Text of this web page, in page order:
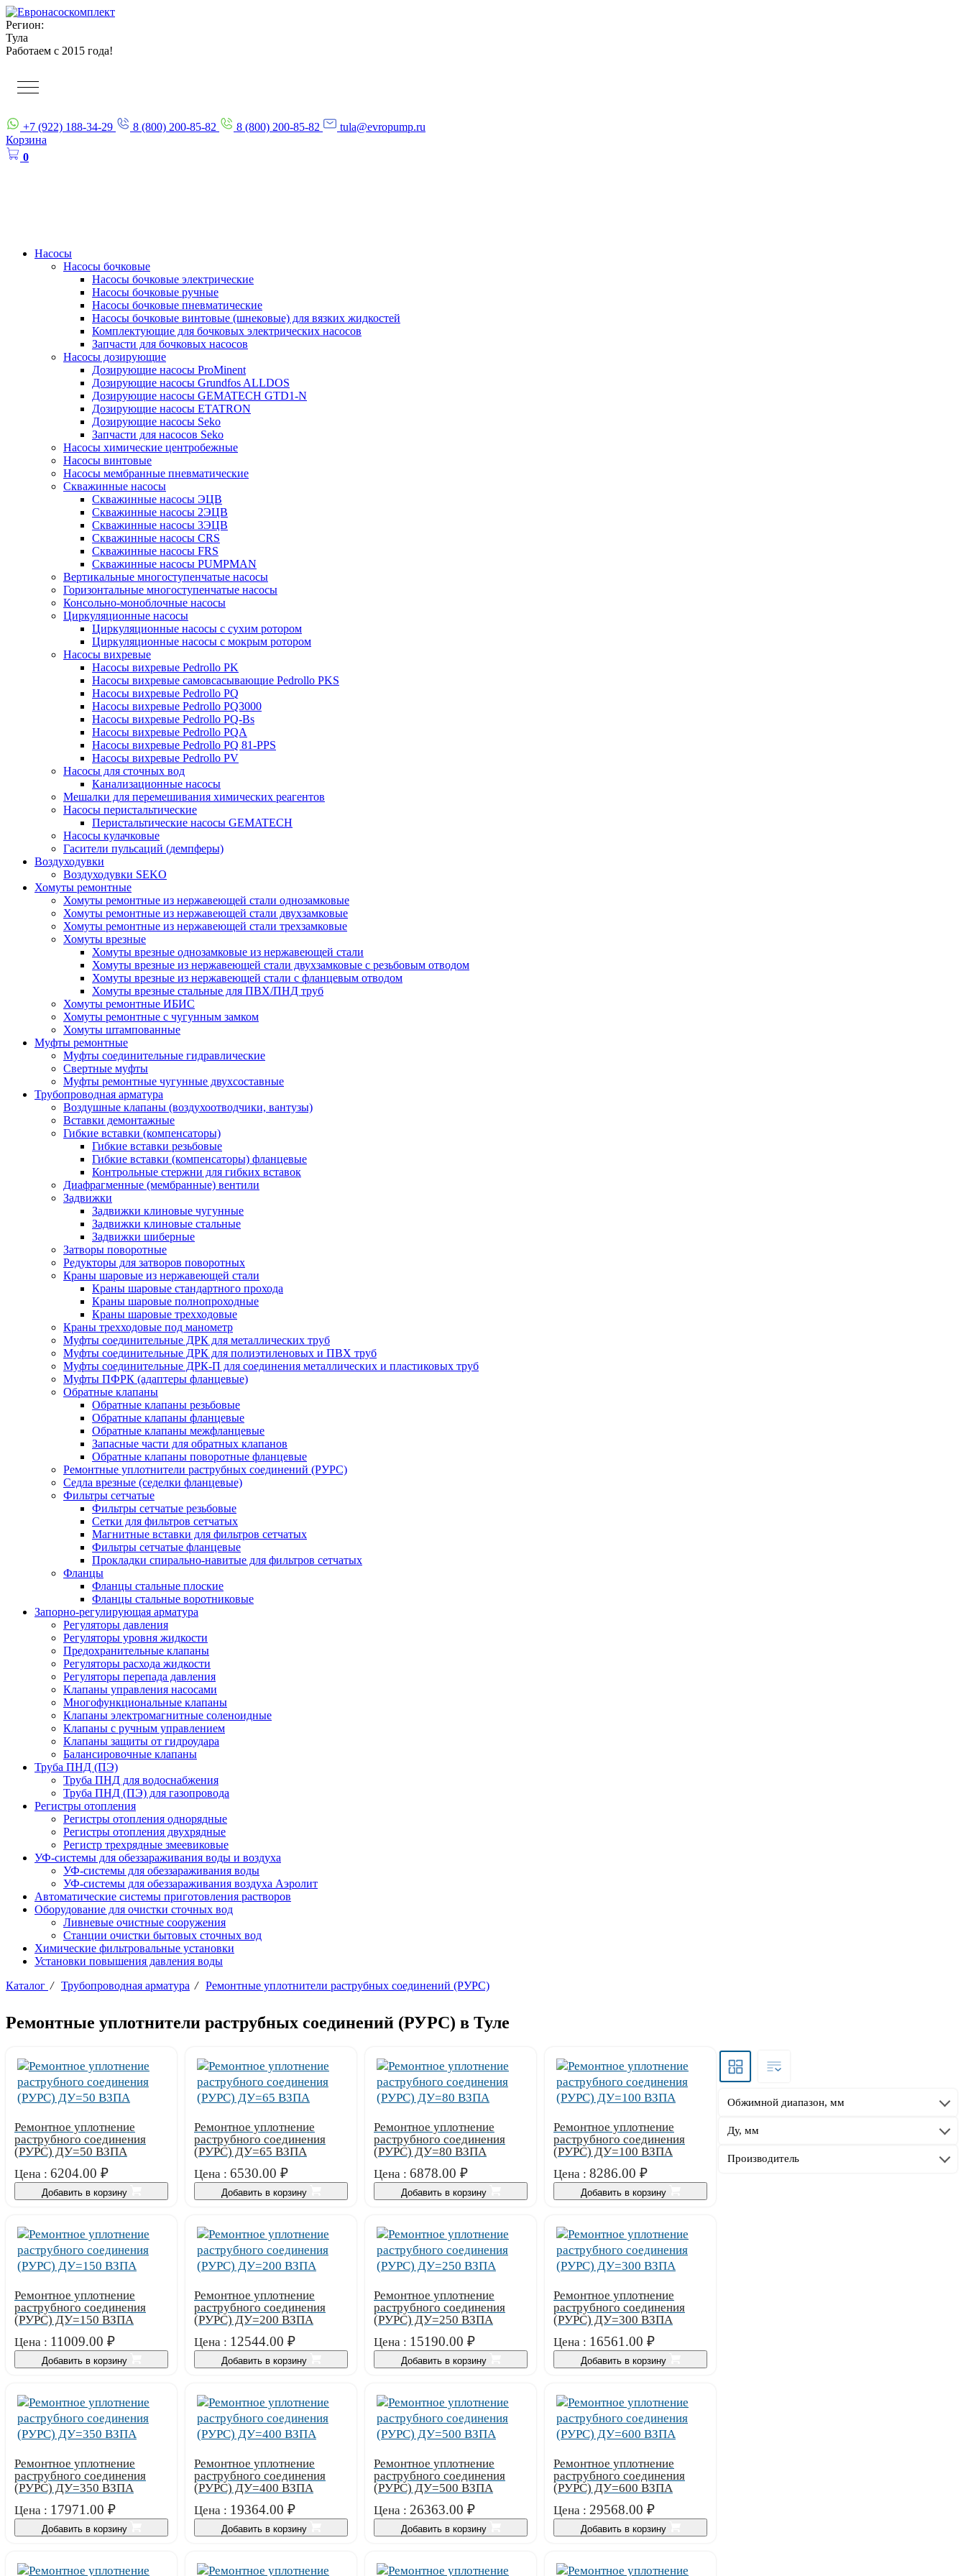
Регион:
Тула
Работаем с 2015 года!
+7 (922) 188-34-29 8 (800) 200-85-82 8 (800) 200-85-82
tula@evropump.ru
Корзина
0
Насосы
Насосы бочковые
Насосы бочковые электрические
Насосы бочковые ручные
Насосы бочковые пневматические
Насосы бочковые винтовые (шнековые) для вязких жидкостей
Комплектующие для бочковых электрических насосов
Запчасти для бочковых насосов
Насосы дозирующие
Дозирующие насосы ProMinent
Дозирующие насосы Grundfos ALLDOS
Дозирующие насосы GEMATECH GTD1-N
Дозирующие насосы ETATRON
Дозирующие насосы Seko
Запчасти для насосов Seko
Насосы химические центробежные
Насосы винтовые
Насосы мембранные пневматические
Скважинные насосы
Скважинные насосы ЭЦВ
Скважинные насосы 2ЭЦВ
Скважинные насосы 3ЭЦВ
Скважинные насосы CRS
Скважинные насосы FRS
Скважинные насосы PUMPMAN
Вертикальные многоступенчатые насосы
Горизонтальные многоступенчатые насосы
Консольно-моноблочные насосы
Циркуляционные насосы
Циркуляционные насосы с сухим ротором
Циркуляционные насосы с мокрым ротором
Насосы вихревые
Насосы вихревые Pedrollo PK
Насосы вихревые самовсасывающие Pedrollo PKS
Насосы вихревые Pedrollo PQ
Насосы вихревые Pedrollo PQ3000
Насосы вихревые Pedrollo PQ-Bs
Насосы вихревые Pedrollo PQA
Насосы вихревые Pedrollo PQ 81-PPS
Насосы вихревые Pedrollo PV
Насосы для сточных вод
Канализационные насосы
Мешалки для перемешивания химических реагентов
Насосы перистальтические
Перистальтические насосы GEMATECH
Насосы кулачковые
Гасители пульсаций (демпферы)
Воздуходувки
Воздуходувки SEKO
Хомуты ремонтные
Хомуты ремонтные из нержавеющей стали однозамковые
Хомуты ремонтные из нержавеющей стали двухзамковые
Хомуты ремонтные из нержавеющей стали трехзамковые
Хомуты врезные
Хомуты врезные однозамковые из нержавеющей стали
Хомуты врезные из нержавеющей стали двухзамковые с резьбовым отводом
Хомуты врезные из нержавеющей стали с фланцевым отводом
Хомуты врезные стальные для ПВХ/ПНД труб
Хомуты ремонтные ИБИС
Хомуты ремонтные с чугунным замком
Хомуты штампованные
Муфты ремонтные
Муфты соединительные гидравлические
Свертные муфты
Муфты ремонтные чугунные двухсоставные
Трубопроводная арматура
Воздушные клапаны (воздухоотводчики, вантузы)
Вставки демонтажные
Гибкие вставки (компенсаторы)
Гибкие вставки резьбовые
Гибкие вставки (компенсаторы) фланцевые
Контрольные стержни для гибких вставок
Диафрагменные (мембранные) вентили
Задвижки
Задвижки клиновые чугунные
Задвижки клиновые стальные
Задвижки шиберные
Затворы поворотные
Редукторы для затворов поворотных
Краны шаровые из нержавеющей стали
Краны шаровые стандартного прохода
Краны шаровые полнопроходные
Краны шаровые трехходовые
Краны трехходовые под манометр
Муфты соединительные ДРК для металлических труб
Муфты соединительные ДРК для полиэтиленовых и ПВХ труб
Муфты соединительные ДРК-П для соединения металлических и пластиковых труб
Муфты ПФРК (адаптеры фланцевые)
Обратные клапаны
Обратные клапаны резьбовые
Обратные клапаны фланцевые
Обратные клапаны межфланцевые
Запасные части для обратных клапанов
Обратные клапаны поворотные фланцевые
Ремонтные уплотнители раструбных соединений (РУРС)
Седла врезные (седелки фланцевые)
Фильтры сетчатые
Фильтры сетчатые резьбовые
Сетки для фильтров сетчатых
Магнитные вставки для фильтров сетчатых
Фильтры сетчатые фланцевые
Прокладки спирально-навитые для фильтров сетчатых
Фланцы
Фланцы стальные плоские
Фланцы стальные воротниковые
Запорно-регулирующая арматура
Регуляторы давления
Регуляторы уровня жидкости
Предохранительные клапаны
Регуляторы расхода жидкости
Регуляторы перепада давления
Клапаны управления насосами
Многофункциональные клапаны
Клапаны электромагнитные соленоидные
Клапаны с ручным управлением
Клапаны защиты от гидроудара
Балансировочные клапаны
Труба ПНД (ПЭ)
Труба ПНД для водоснабжения
Труба ПНД (ПЭ) для газопровода
Регистры отопления
Регистры отопления однорядные
Регистры отопления двухрядные
Регистр трехрядные змеевиковые
УФ-системы для обеззараживания воды и воздуха
УФ-системы для обеззараживания воды
УФ-системы для обеззараживания воздуха Аэролит
Автоматические системы приготовления растворов
Оборудование для очистки сточных вод
Ливневые очистные сооружения
Станции очистки бытовых сточных вод
Химические фильтровальные установки
Установки повышения давления воды
Каталог / Трубопроводная арматура / Ремонтные уплотнители раструбных соединений (РУРС)
Ремонтные уплотнители раструбных соединений (РУРС) в Туле
Ремонтное уплотнение
раструбного соединения
(РУРС) ДУ=50 ВЗПА
Цена : 6204.00 ₽
Добавить в корзину
Ремонтное уплотнение
раструбного соединения
(РУРС) ДУ=65 ВЗПА
Цена : 6530.00 ₽
Добавить в корзину
Ремонтное уплотнение
раструбного соединения
(РУРС) ДУ=80 ВЗПА
Цена : 6878.00 ₽
Добавить в корзину
Ремонтное уплотнение
раструбного соединения
(РУРС) ДУ=100 ВЗПА
Цена : 8286.00 ₽
Добавить в корзину
Ремонтное уплотнение
раструбного соединения
(РУРС) ДУ=150 ВЗПА
Цена : 11009.00 ₽
Добавить в корзину
Ремонтное уплотнение
раструбного соединения
(РУРС) ДУ=200 ВЗПА
Цена : 12544.00 ₽
Добавить в корзину
Ремонтное уплотнение
раструбного соединения
(РУРС) ДУ=250 ВЗПА
Цена : 15190.00 ₽
Добавить в корзину
Ремонтное уплотнение
раструбного соединения
(РУРС) ДУ=300 ВЗПА
Цена : 16561.00 ₽
Добавить в корзину
Ремонтное уплотнение
раструбного соединения
(РУРС) ДУ=350 ВЗПА
Цена : 17971.00 ₽
Добавить в корзину
Ремонтное уплотнение
раструбного соединения
(РУРС) ДУ=400 ВЗПА
Цена : 19364.00 ₽
Добавить в корзину
Ремонтное уплотнение
раструбного соединения
(РУРС) ДУ=500 ВЗПА
Цена : 26363.00 ₽
Добавить в корзину
Ремонтное уплотнение
раструбного соединения
(РУРС) ДУ=600 ВЗПА
Цена : 29568.00 ₽
Добавить в корзину
Обжимной диапазон, мм
Ду, мм
Производитель